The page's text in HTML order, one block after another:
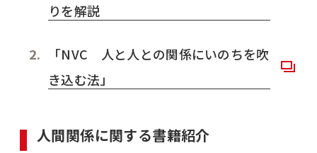
りを解説
「NVC 人と人との関係にいのちを吹
き込む法」
人間関係に関する書籍紹介